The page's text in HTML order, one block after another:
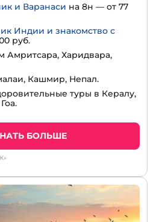
и Варанаси на 8н — от 77
Индии и знакомство с
руб.
Амритсара, Харидвара,
Кашмир, Непал.
туры в Кералу,
БОЛЬШЕ